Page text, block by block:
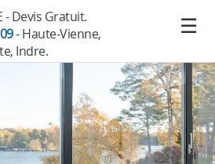
- Devis Gratuit.
- Haute-Vienne,
Indre.